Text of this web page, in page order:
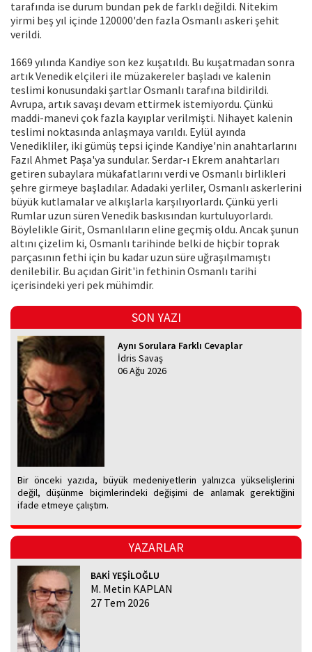
tarafında ise durum bundan pek de farklı değildi. Nitekim
yirmi beş yıl içinde 120000'den fazla Osmanlı askeri şehit
verildi.
1669 yılında Kandiye son kez kuşatıldı. Bu kuşatmadan sonra
artık Venedik elçileri ile müzakereler başladı ve kalenin
teslimi konusundaki şartlar Osmanlı tarafına bildirildi.
Avrupa, artık savaşı devam ettirmek istemiyordu. Çünkü
maddi-manevi çok fazla kayıplar verilmişti. Nihayet kalenin
teslimi noktasında anlaşmaya varıldı. Eylül ayında
Venedikliler, iki gümüş tepsi içinde Kandiye'nin anahtarlarını
Fazıl Ahmet Paşa'ya sundular. Serdar-ı Ekrem anahtarları
getiren subaylara mükafatlarını verdi ve Osmanlı birlikleri
şehre girmeye başladılar. Adadaki yerliler, Osmanlı askerlerini
büyük kutlamalar ve alkışlarla karşılıyorlardı. Çünkü yerli
Rumlar uzun süren Venedik baskısından kurtuluyorlardı.
Böylelikle Girit, Osmanlıların eline geçmiş oldu. Ancak şunun
altını çizelim ki, Osmanlı tarihinde belki de hiçbir toprak
parçasının fethi için bu kadar uzun süre uğraşılmamıştı
denilebilir. Bu açıdan Girit'in fethinin Osmanlı tarihi
içerisindeki yeri pek mühimdir.
SON YAZI
Aynı Sorulara Farklı Cevaplar
İdris Savaş
06 Ağu 2026
Bir önceki yazıda, büyük medeniyetlerin yalnızca yükselişlerini
değil, düşünme biçimlerindeki değişimi de anlamak gerektiğini
ifade etmeye çalıştım.
YAZARLAR
BAKİ YEŞİLOĞLU
M. Metin KAPLAN
27 Tem 2026